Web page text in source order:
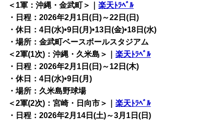
＜1軍：沖縄・金武町＞｜楽天ﾄﾗﾍﾞﾙ
・日程：2026年2月1日(日)～22日(日)
・休日：4日(水)•9日(月)•13日(金)•18日(水)
・場所：金武町ベースボールスタジアム
＜2軍(1次)：沖縄・久米島＞｜楽天ﾄﾗﾍﾞﾙ
・日程：2026年2月1日(日)～12日(木)
・休日：4日(水)•9日(月)
・場所：久米島野球場
＜2軍(2次)：宮崎・日向市＞｜楽天ﾄﾗﾍﾞﾙ
・日程：2026年2月14日(土)～3月1日(日)